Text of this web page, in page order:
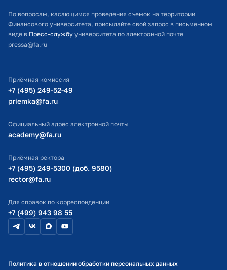
Расписание занятий
Студенческий офис
Официальный адрес электронной почты
Министерство просвещения РФ
Министерство науки и высшего образования РФ
По вопросам, касающимся проведения съемок на территории
Финансового университета, присылайте свой запрос в письменном
виде в Пресс-службу университета по электронной почте
pressa@fa.ru
Приёмная комиссия
+7 (495) 249-52-49
priemka@fa.ru
Официальный адрес электронной почты
academy@fa.ru
Приёмная ректора
+7 (495) 249-5300 (доб. 9580)
rector@fa.ru
Для справок по корреспонденции
+7 (499) 943 98 55
Политика в отношении обработки персональных данных